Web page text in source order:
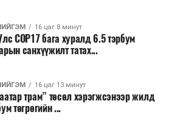
эдийн засгийн алдагдлыг
өдөрт дунджаар 2.5 цаг
3.45 литр шатахууныг үр ашиггүй
нэг жолооч өдөрт
сая гаруй төгрөгийн
түгжрэлд алддаг аж.
хэрэгжиж, авто замын
16 цаг 8 минут
COP17 бага хуралд 6.5 тэрбум
санхүүжилт татах...
16 цаг 13 минут
трам” төсөл хэрэгжсэнээр жилд
төгрөгийн ...